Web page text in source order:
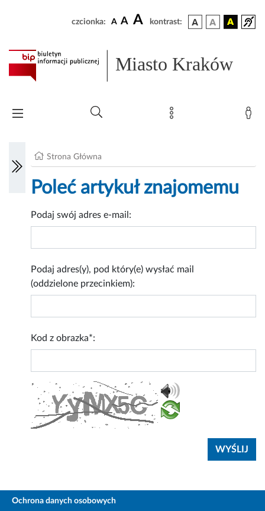
czcionka: A A A kontrast:
Miasto Kraków
Strona Główna
Poleć artykuł znajomemu
Podaj swój adres e-mail:
Podaj adres(y), pod który(e) wysłać mail
(oddzielone przecinkiem):
Kod z obrazka*:
Ochrona danych osobowych